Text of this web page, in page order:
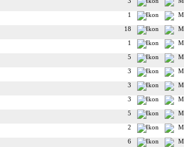
1
18
1
5
3
3
3
5
2
6